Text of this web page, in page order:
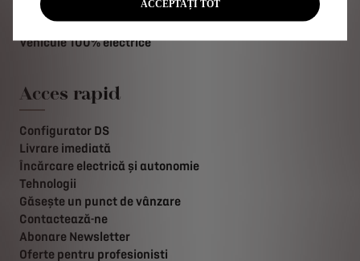
Vehicule Hybrid
Vehicule Plug-in Hybrid
Vehicule 100% electrice
Acces rapid
Configurator DS
Livrare imediată
Încărcare electrică și autonomie
Tehnologii
Găsește un punct de vânzare
Contactează-ne
Abonare Newsletter
Oferte pentru profesionisti
ACCEPTAȚI TOT